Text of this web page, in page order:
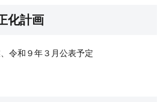
化計画
令和９年３月公表予定